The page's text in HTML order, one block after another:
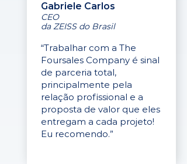
Gabriele Carlos
CEO
da ZEISS do Brasil
“Trabalhar com a The
Foursales Company é sinal
de parceria total,
principalmente pela
relação profissional e a
proposta de valor que eles
entregam a cada projeto!
Eu recomendo.”